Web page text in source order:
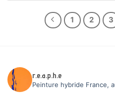
1 2 3
r.e.a.p.h.e
Peinture hybride France,